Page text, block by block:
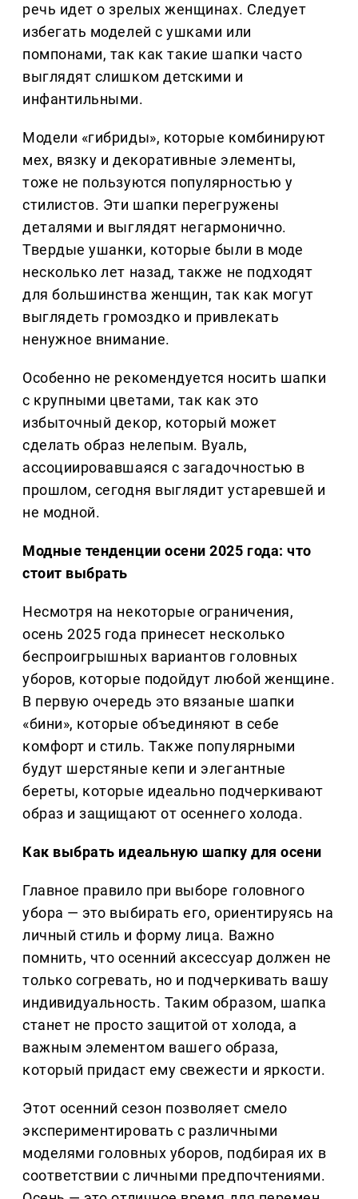
речь идет о зрелых женщинах. Следует
избегать моделей с ушками или
помпонами, так как такие шапки часто
выглядят слишком детскими и
инфантильными.
Модели «гибриды», которые комбинируют
мех, вязку и декоративные элементы,
тоже не пользуются популярностью у
стилистов. Эти шапки перегружены
деталями и выглядят негармонично.
Твердые ушанки, которые были в моде
несколько лет назад, также не подходят
для большинства женщин, так как могут
выглядеть громоздко и привлекать
ненужное внимание.
Особенно не рекомендуется носить шапки
с крупными цветами, так как это
избыточный декор, который может
сделать образ нелепым. Вуаль,
ассоциировавшаяся с загадочностью в
прошлом, сегодня выглядит устаревшей и
не модной.
Модные тенденции осени 2025 года: что
стоит выбрать
Несмотря на некоторые ограничения,
осень 2025 года принесет несколько
беспроигрышных вариантов головных
уборов, которые подойдут любой женщине.
В первую очередь это вязаные шапки
«бини», которые объединяют в себе
комфорт и стиль. Также популярными
будут шерстяные кепи и элегантные
береты, которые идеально подчеркивают
образ и защищают от осеннего холода.
Как выбрать идеальную шапку для осени
Главное правило при выборе головного
убора — это выбирать его, ориентируясь на
личный стиль и форму лица. Важно
помнить, что осенний аксессуар должен не
только согревать, но и подчеркивать вашу
индивидуальность. Таким образом, шапка
станет не просто защитой от холода, а
важным элементом вашего образа,
который придаст ему свежести и яркости.
Этот осенний сезон позволяет смело
экспериментировать с различными
моделями головных уборов, подбирая их в
соответствии с личными предпочтениями.